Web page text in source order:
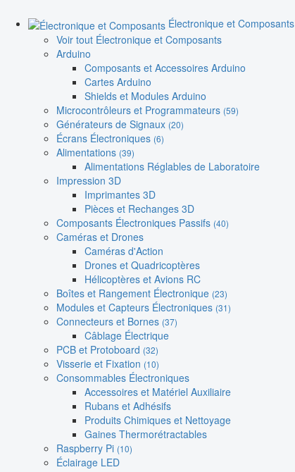
Électronique et Composants
Voir tout Électronique et Composants
Arduino
Composants et Accessoires Arduino
Cartes Arduino
Shields et Modules Arduino
Microcontrôleurs et Programmateurs (59)
Générateurs de Signaux (20)
Écrans Électroniques (6)
Alimentations (39)
Alimentations Réglables de Laboratoire
Impression 3D
Imprimantes 3D
Pièces et Rechanges 3D
Composants Électroniques Passifs (40)
Caméras et Drones
Caméras d'Action
Drones et Quadricoptères
Hélicoptères et Avions RC
Boîtes et Rangement Électronique (23)
Modules et Capteurs Électroniques (31)
Connecteurs et Bornes (37)
Câblage Électrique
PCB et Protoboard (32)
Visserie et Fixation (10)
Consommables Électroniques
Accessoires et Matériel Auxiliaire
Rubans et Adhésifs
Produits Chimiques et Nettoyage
Gaines Thermorétractables
Raspberry Pi (10)
Éclairage LED